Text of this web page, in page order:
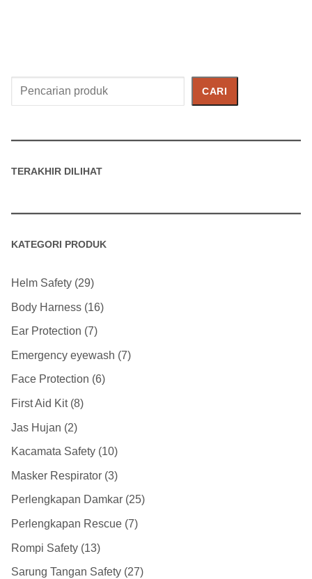
Cari
Produk
CARI
TERAKHIR DILIHAT
KATEGORI PRODUK
Helm Safety 29
Body Harness 16
Ear Protection 7
Emergency eyewash 7
Face Protection 6
First Aid Kit 8
Jas Hujan 2
Kacamata Safety 10
Masker Respirator 3
Perlengkapan Damkar 25
Perlengkapan Rescue 7
Rompi Safety 13
Sarung Tangan Safety 27